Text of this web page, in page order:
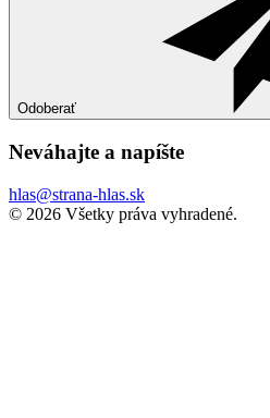
Odoberať
Neváhajte a napíšte
hlas@strana-hlas.sk
©️ 2026 Všetky práva vyhradené.